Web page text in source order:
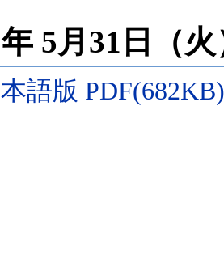
5月31日（
本語版